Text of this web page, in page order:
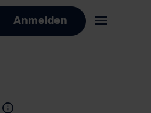
Anmelden